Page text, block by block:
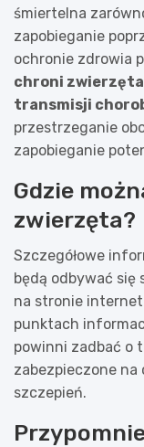
śmiertelna
zapobieganie
ochronie zdrowia
chroni
transmisji
przestrzeganie
zapobieganie
Gdzie
zwierzęta?
Szczegółowe
będą odbywać się
na stronie
punktach
powinni zadbać o
zabezpieczone
szczepień.